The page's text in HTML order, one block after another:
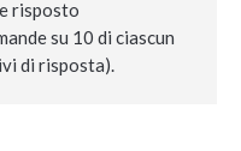
risposto
su 10 di ciascun
di risposta).